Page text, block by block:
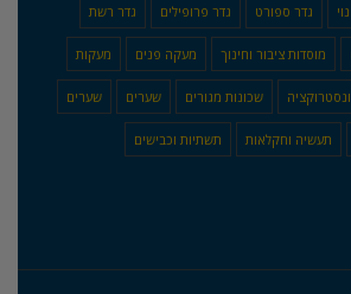
גדר ספורט גדר פרופילים גדר רשת
מוסדות ציבור וחינוך מעקה פנים מעקות
שכונות מגורים שערים שערים
תעשיה וחקלאות תשתיות וכבישים